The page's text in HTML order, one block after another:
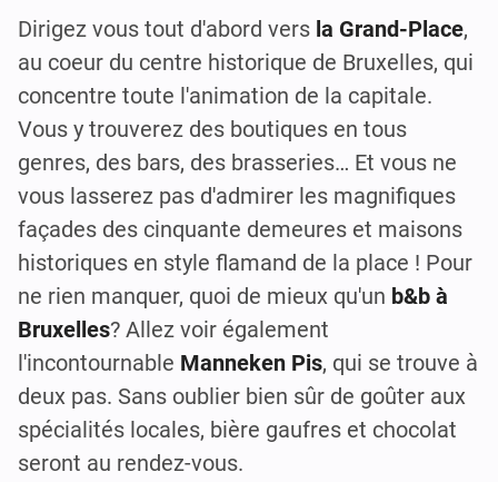
Dirigez vous tout d'abord vers la Grand-Place,
au coeur du centre historique de Bruxelles, qui
concentre toute l'animation de la capitale.
Vous y trouverez des boutiques en tous
genres, des bars, des brasseries… Et vous ne
vous lasserez pas d'admirer les magnifiques
façades des cinquante demeures et maisons
historiques en style flamand de la place ! Pour
ne rien manquer, quoi de mieux qu'un b&b à
Bruxelles? Allez voir également
l'incontournable Manneken Pis, qui se trouve à
deux pas. Sans oublier bien sûr de goûter aux
spécialités locales, bière gaufres et chocolat
seront au rendez-vous.